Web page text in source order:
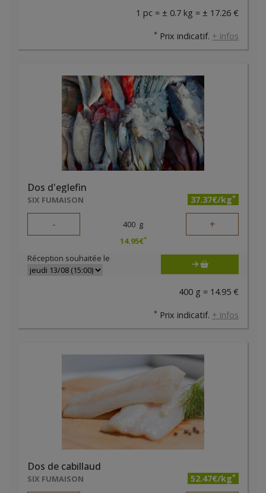
1 pc = ± 0.7 kg = ± 17.26 €
* Prix indicatif. + infos
Dos d'eglefin
SIX FUMAISON 37.37€/kg*
- 400 g +
14.95€*
Réception souhaitée le
400 g = 14.95 €
* Prix indicatif. + infos
Dos de cabillaud
SIX FUMAISON 52.47€/kg*